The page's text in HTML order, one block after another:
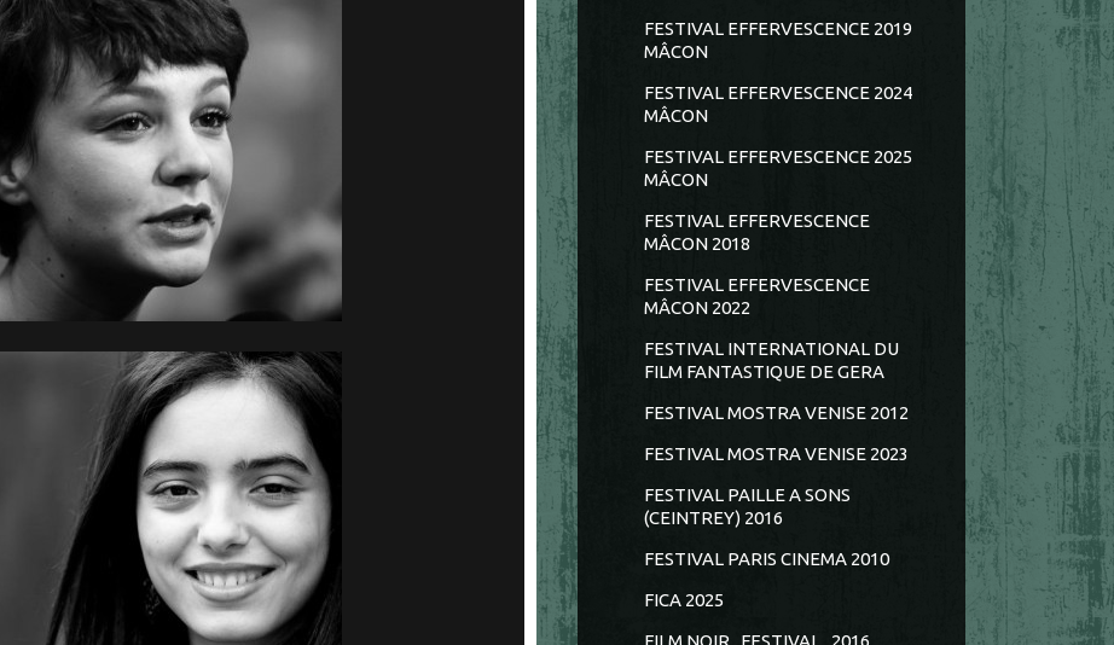
FESTIVAL EFFERVESCENCE 2019
MÂCON
FESTIVAL EFFERVESCENCE 2024
MÂCON
FESTIVAL EFFERVESCENCE 2025
MÂCON
FESTIVAL EFFERVESCENCE
MÂCON 2018
FESTIVAL EFFERVESCENCE
MÂCON 2022
FESTIVAL INTERNATIONAL DU
FILM FANTASTIQUE DE GERA
FESTIVAL MOSTRA VENISE 2012
FESTIVAL MOSTRA VENISE 2023
FESTIVAL PAILLE A SONS
(CEINTREY) 2016
FESTIVAL PARIS CINEMA 2010
FICA 2025